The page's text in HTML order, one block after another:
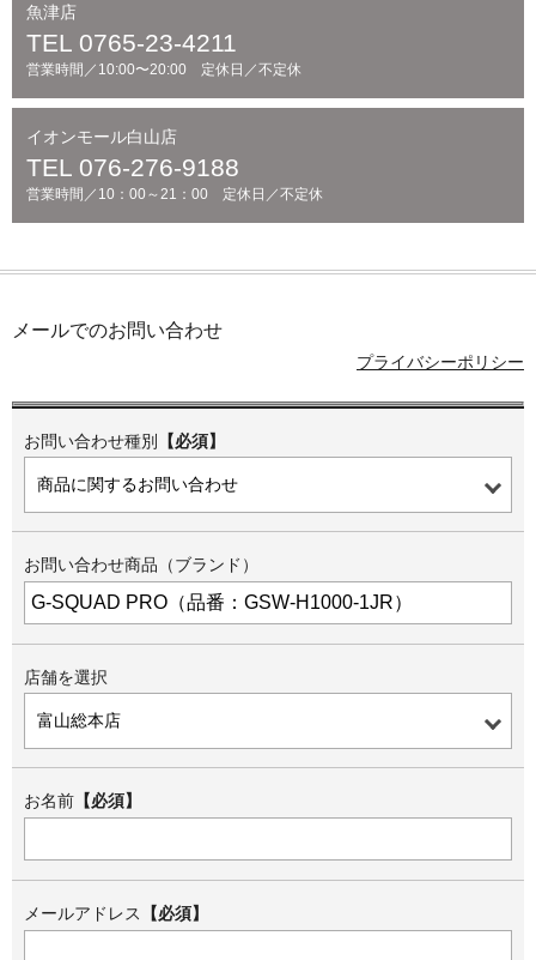
魚津店
TEL 0765-23-4211
営業時間／10:00〜20:00 定休日／不定休
イオンモール白山店
TEL 076-276-9188
営業時間／10：00～21：00 定休日／不定休
メールでのお問い合わせ
プライバシーポリシー
お問い合わせ種別 【必須】
お問い合わせ商品（ブランド）
店舗を選択
お名前 【必須】
メールアドレス 【必須】